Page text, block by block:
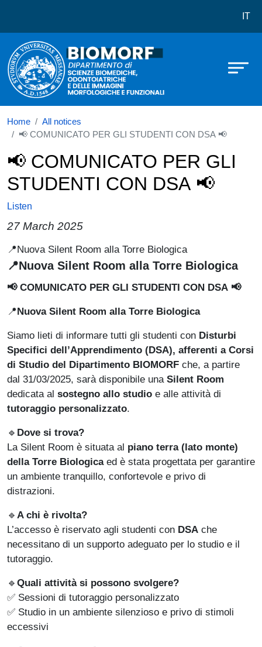
Dipartimento di Scienze IT
Home
All notices
📢 COMUNICATO PER GLI STUDENTI CON DSA 📢
📢 COMUNICATO PER GLI
STUDENTI CON DSA 📢
Listen
27 March 2025
📍Nuova Silent Room alla Torre Biologica
Paragrafo
📍Nuova Silent Room alla Torre Biologica
📢 COMUNICATO PER GLI STUDENTI CON DSA 📢
📍Nuova Silent Room alla Torre Biologica
Siamo lieti di informare tutti gli studenti con Disturbi
Specifici dell’Apprendimento (DSA), afferenti a Corsi
di Studio del Dipartimento BIOMORF che, a partire
dal 31/03/2025, sarà disponibile una Silent Room
dedicata al sostegno allo studio e alle attività di
tutoraggio personalizzato.
🔹 Dove si trova?
La Silent Room è situata al piano terra (lato monte)
della Torre Biologicaed è stata progettata per garantire
un ambiente tranquillo, confortevole e privo di
distrazioni.
🔹 A chi è rivolta?
L’accesso è riservato agli studenti con DSA che
necessitano di un supporto adeguato per lo studio e il
tutoraggio.
🔹 Quali attività si possono svolgere?
✅ Sessioni di tutoraggio personalizzato
✅ Studio in un ambiente silenzioso e privo di stimoli
eccessivi